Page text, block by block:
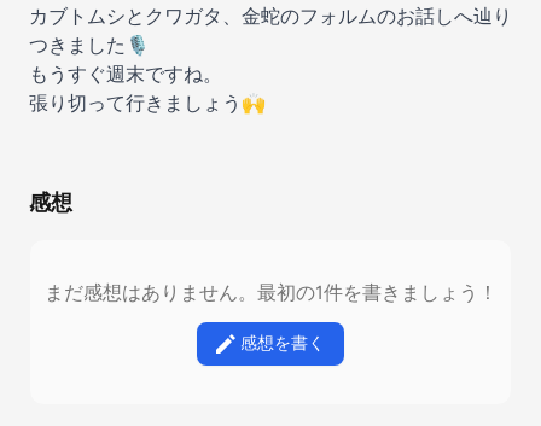
カブトムシとクワガタ、金蛇のフォルムのお話しへ辿り
つきました🎙️
もうすぐ週末ですね。
張り切って行きましょう🙌
感想
まだ感想はありません。最初の1件を書きましょう！
感想を書く